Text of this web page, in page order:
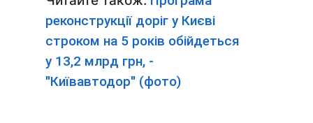
реконструкції доріг у Києві
строком на 5 років обійдеться
у 13,2 млрд грн, -
"Київавтодор" (фото)